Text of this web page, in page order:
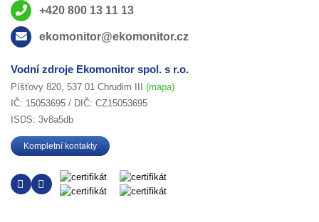
+420 800 13 11 13
ekomonitor@ekomonitor.cz
Vodní zdroje Ekomonitor spol. s r.o.
Píšťovy 820, 537 01 Chrudim III (mapa)
IČ: 15053695 / DIČ: CZ15053695
ISDS: 3v8a5db
Kompletní kontakty